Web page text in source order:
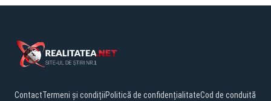
ContactTermeni și condițiiPolitică de confidențialitateCod de conduită